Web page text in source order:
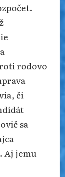
rodovo
či
sa
Aj jemu